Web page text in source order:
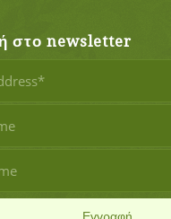
στο newsletter